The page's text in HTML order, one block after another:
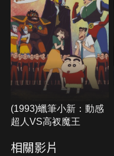
(1993)蠟筆小新：動感
超人VS高衩魔王
相關影片